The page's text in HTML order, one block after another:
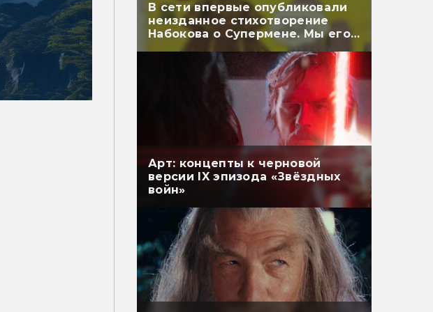
В сети впервые опубликовали
неизданное стихотворение
Набокова о Супермене. Мы его
перевели
Арт: концепты к черновой
версии IX эпизода «Звёздных
войн»